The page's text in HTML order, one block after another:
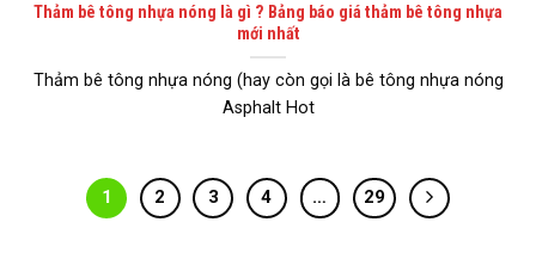
Thảm bê tông nhựa nóng là gì ? Bảng báo giá thảm bê tông nhựa
mới nhất
Thảm bê tông nhựa nóng (hay còn gọi là bê tông nhựa nóng
Asphalt Hot
1 2 3 4 … 29